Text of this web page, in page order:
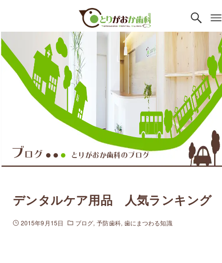
ブログ ●● ● とりがおか歯科のブログ
デンタルケア用品 人気ランキング
2015年9月15日 ブログ 予防歯科 歯にまつわる知識